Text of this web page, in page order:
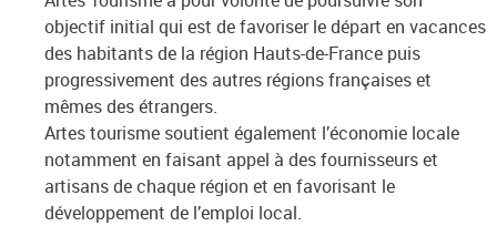
objectif initial qui est de favoriser le départ en vacances
des habitants de la région Hauts-de-France puis
progressivement des autres régions françaises et
mêmes des étrangers.
Artes tourisme soutient également l’économie locale
notamment en faisant appel à des fournisseurs et
artisans de chaque région et en favorisant le
développement de l’emploi local.